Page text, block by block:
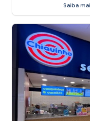
Saiba